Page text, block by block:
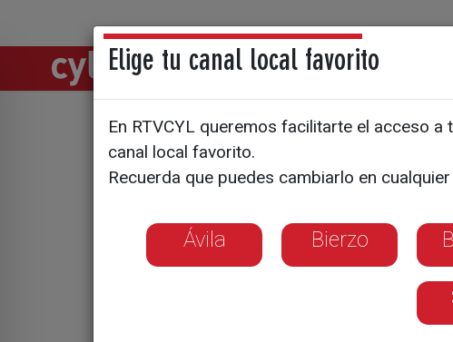
Directos Noticias
Los Bancos
se preparan
Garantizan que
Elige tu canal local favorito
En RTVCYL queremos facilitarte el acceso
canal local favorito.
Recuerda que puedes cambiarlo en
Ávila Bierzo